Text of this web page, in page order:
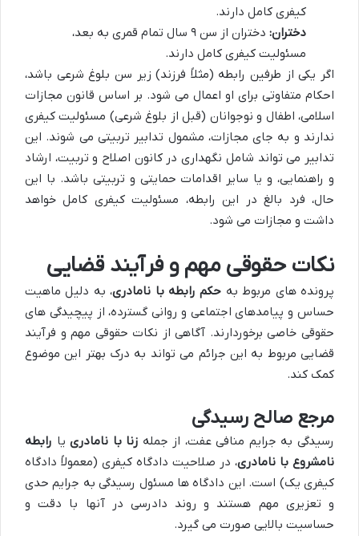
کیفری کامل دارند.
دختران:
دختران از سن ۹ سال تمام قمری به بعد،
مسئولیت کیفری کامل دارند.
اگر یکی از طرفین رابطه (مثلاً فرزند) زیر سن بلوغ شرعی باشد،
احکام متفاوتی برای او اعمال می شود. بر اساس قانون مجازات
اسلامی، اطفال و نوجوانان (قبل از بلوغ شرعی) مسئولیت کیفری
ندارند و به جای مجازات، مشمول تدابیر تربیتی می شوند. این
تدابیر می تواند شامل نگهداری در کانون اصلاح و تربیت، ارشاد
و راهنمایی، و یا سایر اقدامات حمایتی و تربیتی باشد. با این
حال، فرد بالغ در این رابطه، مسئولیت کیفری کامل خواهد
داشت و مجازات می شود.
نکات حقوقی مهم و فرآیند قضایی
پرونده های مربوط به حکم رابطه با نامادری، به دلیل ماهیت
حساس و پیامدهای اجتماعی و روانی گسترده، از پیچیدگی های
حقوقی خاصی برخوردارند. آگاهی از نکات حقوقی مهم و فرآیند
قضایی مربوط به این جرائم می تواند به درک بهتر این موضوع
کمک کند.
مرجع صالح رسیدگی
رسیدگی به جرایم منافی عفت، از جمله زنا با نامادرییا رابطه
نامشروع با نامادری، در صلاحیت دادگاه کیفری (معمولاً دادگاه
کیفری یک) است. این دادگاه ها مسئول رسیدگی به جرایم حدی
و تعزیری مهم هستند و روند دادرسی در آنها با دقت و
حساسیت بالایی صورت می گیرد.